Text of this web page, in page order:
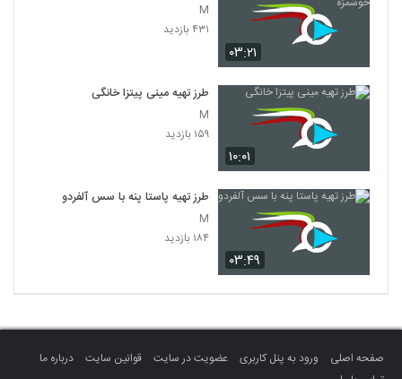
۰۳:۲۱
M
۴۳۱ بازدید
۱۰:۰۱
طرز تهیه مینی پیتزا خانگی
M
۱۵۹ بازدید
۰۳:۴۹
طرز تهیه پاستا پنه با سس آلفردو
M
۱۸۴ بازدید
صفحه اصلی ورود به پنل کاربری عضویت در سایت قوانین سایت
درباره ما